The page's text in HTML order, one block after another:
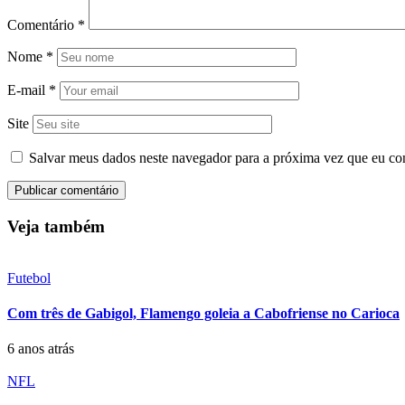
Comentário *
Nome *
E-mail *
Site
Salvar meus dados neste navegador para a próxima vez que eu
Veja também
Futebol
Com três de Gabigol, Flamengo goleia a Cabofriense no Carioca
6 anos atrás
NFL